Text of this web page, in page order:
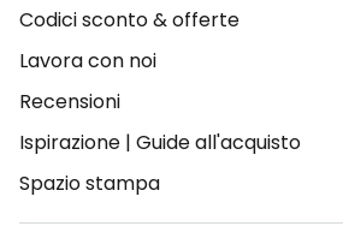
Codici sconto & offerte
Lavora con noi
Recensioni
Ispirazione | Guide all'acquisto
Spazio stampa